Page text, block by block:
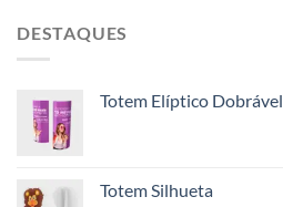
DESTAQUES
Totem Elíptico Dobrável
Totem Silhueta